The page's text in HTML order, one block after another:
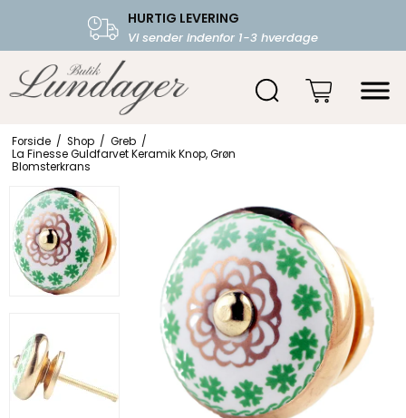
HURTIG LEVERING
Vi sender indenfor 1-3 hverdage
FRI FRAGT OVER 599.-
Starter fra 39,-
Forside / Shop / Greb /
La Finesse Guldfarvet Keramik Knop, Grøn
Blomsterkrans